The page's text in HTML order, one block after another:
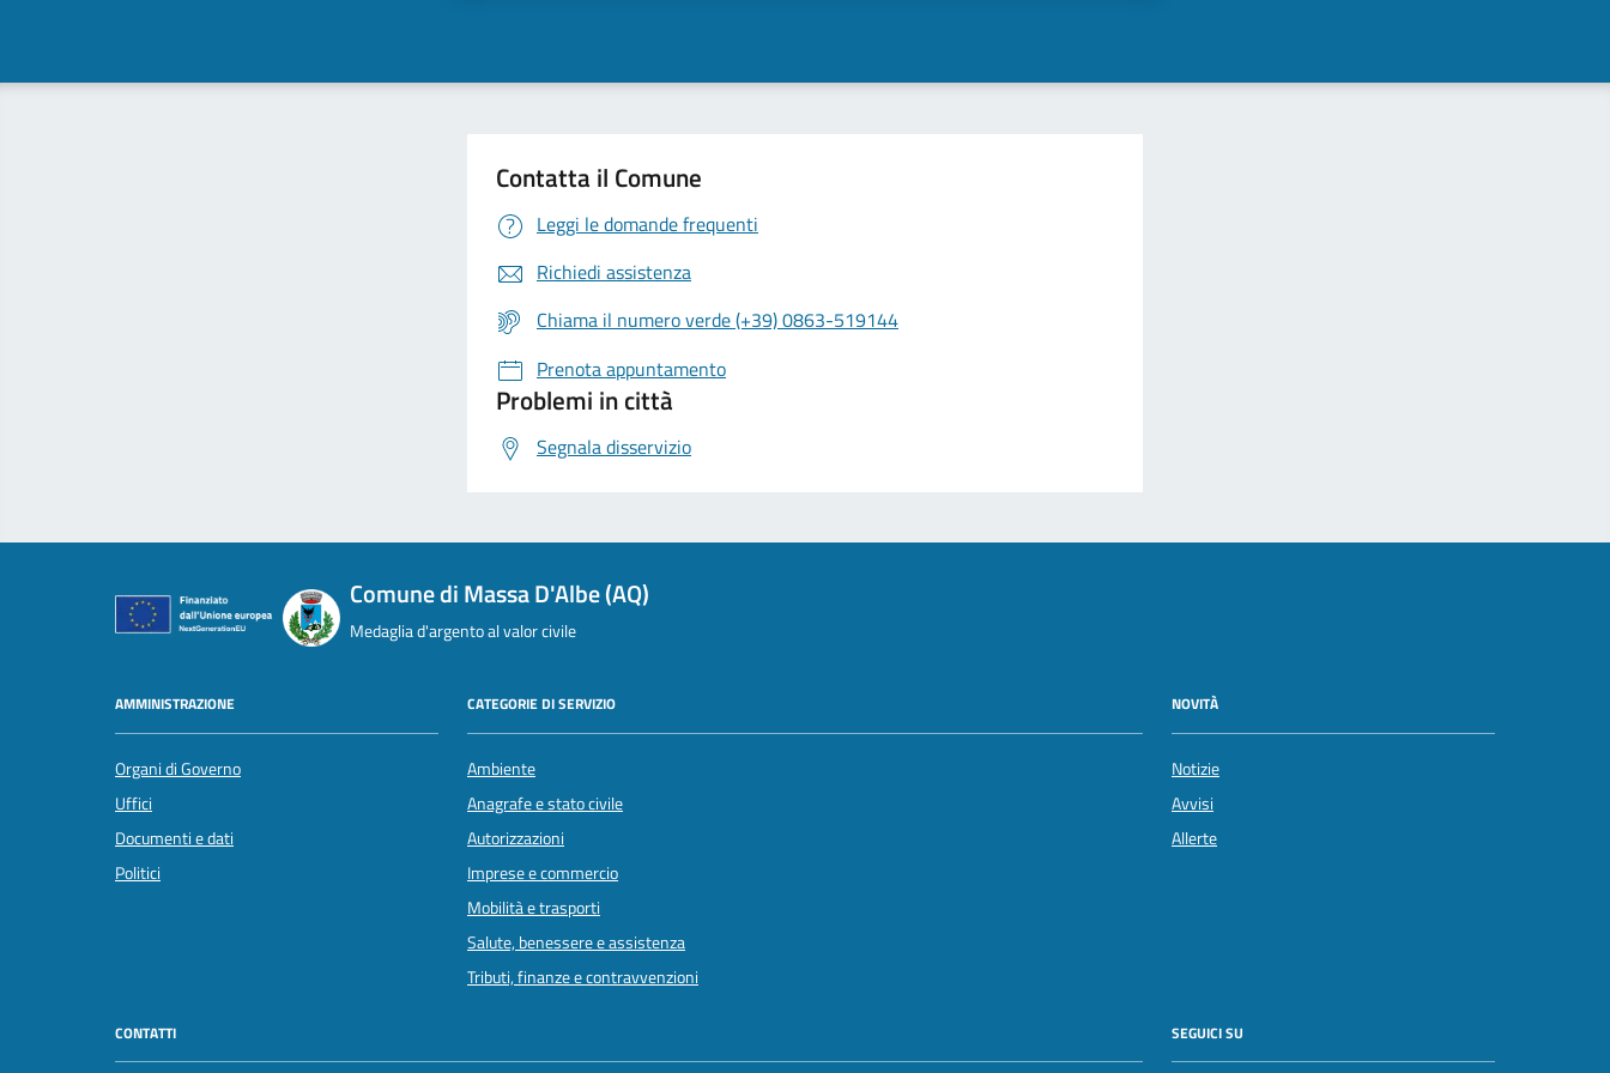
Contatta il Comune
Leggi le domande frequenti
Richiedi assistenza
Chiama il numero verde (+39) 0863-519144
Prenota appuntamento
Problemi in città
Segnala disservizio
Comune di Massa D'Albe (AQ)
Medaglia d'argento al valor civile
AMMINISTRAZIONE
Organi di Governo
Uffici
Documenti e dati
Politici
CATEGORIE DI SERVIZIO
Ambiente
Anagrafe e stato civile
Autorizzazioni
Imprese e commercio
Mobilità e trasporti
Salute, benessere e assistenza
Tributi, finanze e contravvenzioni
NOVITÀ
Notizie
Avvisi
Allerte
CONTATTI SEGUICI SU